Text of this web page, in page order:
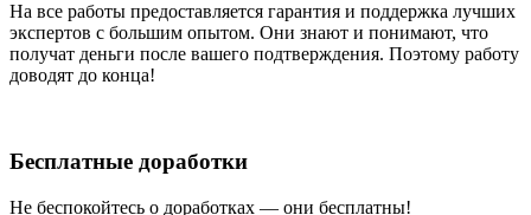
На все работы предоставляется гарантия и поддержка лучших
экспертов с большим опытом. Они знают и понимают, что
получат деньги после вашего подтверждения. Поэтому работу
доводят до конца!
Бесплатные доработки
Не беспокойтесь о доработках — они бесплатны!